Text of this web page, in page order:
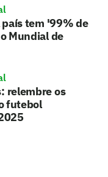
tem '99% de
Mundial de
relembre os
futebol